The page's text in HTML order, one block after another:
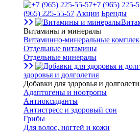
+7 (965) 225-
(965) 225-55-57 Акции Бренды
Витамины и минералы
Витаминно-минеральные
Отдельные витамины
Отдельные минералы
здоровья и долголетия
Добавки для здоровья и
Адаптогены и ноотропы
Антиоксиданты
Антистресс и здоровый сон
Грибы
Для волос, ногтей и кожи